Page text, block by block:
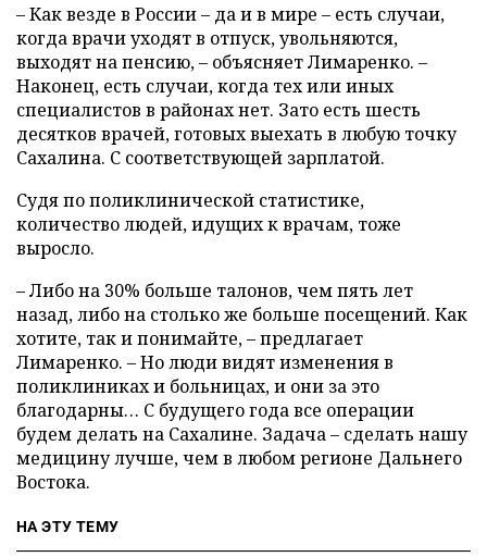
– Как везде в России – да и в мире – есть случаи,
когда врачи уходят в отпуск, увольняются,
выходят на пенсию, – объясняет Лимаренко. –
Наконец, есть случаи, когда тех или иных
специалистов в районах нет. Зато есть шесть
десятков врачей, готовых выехать в любую точку
Сахалина. С соответствующей зарплатой.
Судя по поликлинической статистике,
количество людей, идущих к врачам, тоже
выросло.
– Либо на 30% больше талонов, чем пять лет
назад, либо на столько же больше посещений. Как
хотите, так и понимайте, – предлагает
Лимаренко. – Но люди видят изменения в
поликлиниках и больницах, и они за это
благодарны… С будущего года все операции
будем делать на Сахалине. Задача – сделать нашу
медицину лучше, чем в любом регионе Дальнего
Востока.
НА ЭТУ ТЕМУ